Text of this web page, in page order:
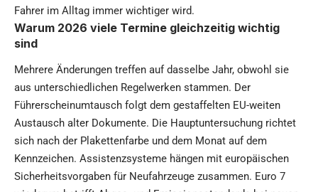
Fahrer im Alltag immer wichtiger wird.
Warum 2026 viele Termine gleichzeitig wichtig
sind
Mehrere Änderungen treffen auf dasselbe Jahr, obwohl sie
aus unterschiedlichen Regelwerken stammen. Der
Führerscheinumtausch folgt dem gestaffelten EU-weiten
Austausch alter Dokumente. Die Hauptuntersuchung richtet
sich nach der Plakettenfarbe und dem Monat auf dem
Kennzeichen. Assistenzsysteme hängen mit europäischen
Sicherheitsvorgaben für Neufahrzeuge zusammen. Euro 7